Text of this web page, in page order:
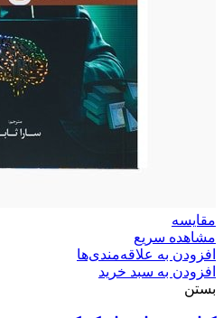
مقایسه
مشاهده سریع
افزودن به علاقه‌مندی‌ها
افزودن به سبد خرید
بستن